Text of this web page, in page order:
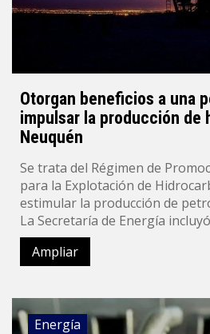
Otorgan beneficios a una
impulsar la producción de
Neuquén
Se trata del Régimen de
para la Explotación de
estimular la producción de
La Secretaría de Energía
Ampliar
Energía